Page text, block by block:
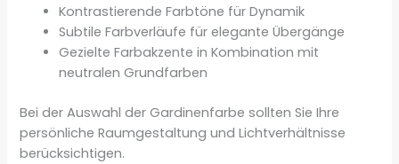
Kontrastierende Farbtöne für Dynamik
Subtile Farbverläufe für elegante Übergänge
Gezielte Farbakzente in Kombination mit
neutralen Grundfarben
Bei der Auswahl der Gardinenfarbe sollten Sie Ihre
persönliche Raumgestaltung und Lichtverhältnisse
berücksichtigen.